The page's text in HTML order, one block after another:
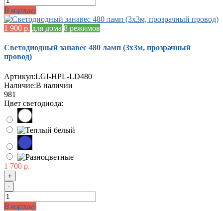
В корзину
1 900 р. для дома 8 режимов
Светодиодный занавес 480 ламп (3х3м, прозрачный
провод)
Артикул:LGI-HPL-LD480
Наличие:В наличии
981
Цвет светодиода:
1 700 р.
+
-
В корзину